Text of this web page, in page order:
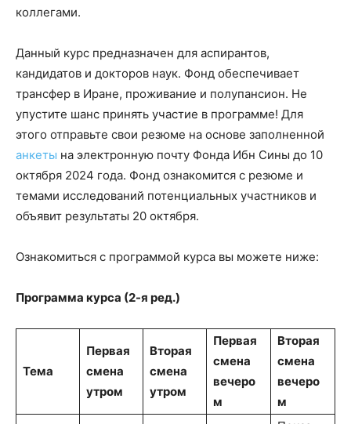
коллегами.
Данный курс предназначен для аспирантов,
кандидатов и докторов наук. Фонд обеспечивает
трансфер в Иране, проживание и полупансион. Не
упустите шанс принять участие в программе! Для
этого отправьте свои резюме на основе заполненной
анкеты на электронную почту Фонда Ибн Сины до 10
октября 2024 года. Фонд ознакомится с резюме и
темами исследований потенциальных участников и
объявит результаты 20 октября.
Ознакомиться с программой курса вы можете ниже:
Программа курса (2-я ред.)
Тема
Первая
смена
утром
Вторая
смена
утром
Первая
смена
вечеро
м
Вторая
смена
вечеро
м